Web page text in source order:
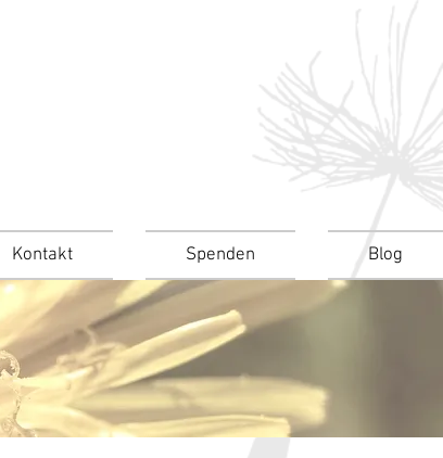
Kontakt Spenden Blog